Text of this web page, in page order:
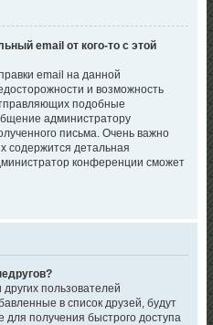
email от кого-то с этой
email на данной
и возможность
подобные
администратору
письма. Очень важно
содержится детальная
конференции сможет
пользователей
в список друзей, будут
получения быстрого доступа